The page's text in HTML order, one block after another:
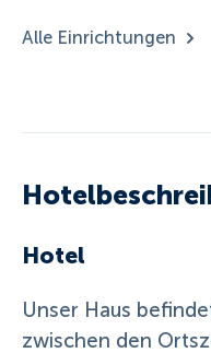
Alle Einrichtungen
Hotel
Unser Haus
zwischen den